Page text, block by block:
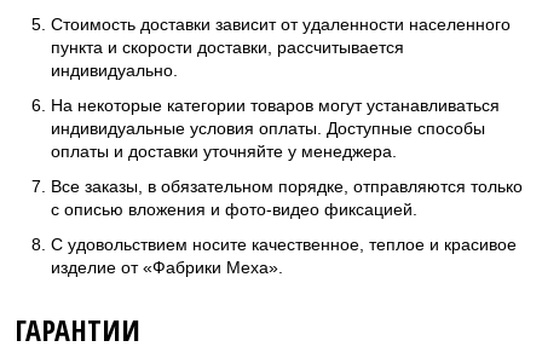
Стоимость доставки зависит от удаленности населенного
пункта и скорости доставки, рассчитывается
индивидуально.
На некоторые категории товаров могут устанавливаться
индивидуальные условия оплаты. Доступные способы
оплаты и доставки уточняйте у менеджера.
Все заказы, в обязательном порядке, отправляются только
с описью вложения и фото-видео фиксацией.
С удовольствием носите качественное, теплое и красивое
изделие от «Фабрики Меха».
ГАРАНТИИ